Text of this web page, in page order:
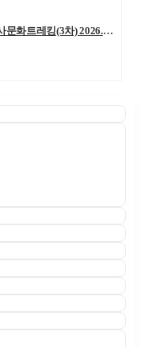
원주역사문화트레킹(3차) 2026. 05. 23.(토)